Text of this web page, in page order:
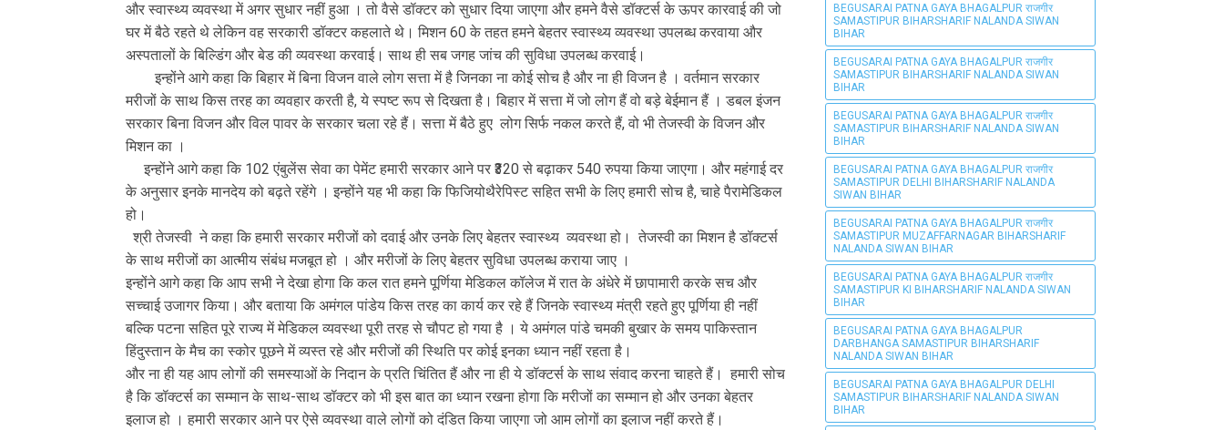
और स्वास्थ्य व्यवस्था में अगर सुधार नहीं हुआ । तो वैसे डॉक्टर को सुधार दिया जाएगा और हमने वैसे डॉक्टर्स के ऊपर कारवाई की जो
घर में बैठे रहते थे लेकिन वह सरकारी डॉक्टर कहलाते थे। मिशन 60 के तहत हमने बेहतर स्वास्थ्य व्यवस्था उपलब्ध करवाया और
अस्पतालों के बिल्डिंग और बेड की व्यवस्था करवाई। साथ ही सब जगह जांच की सुविधा उपलब्ध करवाई।
इन्होंने आगे कहा कि बिहार में बिना विजन वाले लोग सत्ता में है जिनका ना कोई सोच है और ना ही विजन है । वर्तमान सरकार
मरीजों के साथ किस तरह का व्यवहार करती है, ये स्पष्ट रूप से दिखता है। बिहार में सत्ता में जो लोग हैं वो बड़े बेईमान हैं । डबल इंजन
सरकार बिना विजन और विल पावर के सरकार चला रहे हैं। सत्ता में बैठे हुए लोग सिर्फ नकल करते हैं, वो भी तेजस्वी के विजन और
मिशन का ।
इन्होंने आगे कहा कि 102 एंबुलेंस सेवा का पेमेंट हमारी सरकार आने पर ₹320 से बढ़ाकर 540 रुपया किया जाएगा। और महंगाई दर
के अनुसार इनके मानदेय को बढ़ते रहेंगे । इन्होंने यह भी कहा कि फिजियोथैरेपिस्ट सहित सभी के लिए हमारी सोच है, चाहे पैरामेडिकल
हो।
श्री तेजस्वी ने कहा कि हमारी सरकार मरीजों को दवाई और उनके लिए बेहतर स्वास्थ्य व्यवस्था हो। तेजस्वी का मिशन है डॉक्टर्स
के साथ मरीजों का आत्मीय संबंध मजबूत हो । और मरीजों के लिए बेहतर सुविधा उपलब्ध कराया जाए ।
इन्होंने आगे कहा कि आप सभी ने देखा होगा कि कल रात हमने पूर्णिया मेडिकल कॉलेज में रात के अंधेरे में छापामारी करके सच और
सच्चाई उजागर किया। और बताया कि अमंगल पांडेय किस तरह का कार्य कर रहे हैं जिनके स्वास्थ्य मंत्री रहते हुए पूर्णिया ही नहीं
बल्कि पटना सहित पूरे राज्य में मेडिकल व्यवस्था पूरी तरह से चौपट हो गया है । ये अमंगल पांडे चमकी बुखार के समय पाकिस्तान
हिंदुस्तान के मैच का स्कोर पूछने में व्यस्त रहे और मरीजों की स्थिति पर कोई इनका ध्यान नहीं रहता है।
और ना ही यह आप लोगों की समस्याओं के निदान के प्रति चिंतित हैं और ना ही ये डॉक्टर्स के साथ संवाद करना चाहते हैं। हमारी सोच
है कि डॉक्टर्स का सम्मान के साथ-साथ डॉक्टर को भी इस बात का ध्यान रखना होगा कि मरीजों का सम्मान हो और उनका बेहतर
इलाज हो । हमारी सरकार आने पर ऐसे व्यवस्था वाले लोगों को दंडित किया जाएगा जो आम लोगों का इलाज नहीं करते हैं।
BEGUSARAI PATNA GAYA BHAGALPUR राजगीर
SAMASTIPUR BIHARSHARIF NALANDA SIWAN
BIHAR
BEGUSARAI PATNA GAYA BHAGALPUR राजगीर
SAMASTIPUR BIHARSHARIF NALANDA SIWAN
BIHAR
BEGUSARAI PATNA GAYA BHAGALPUR राजगीर
SAMASTIPUR BIHARSHARIF NALANDA SIWAN
BIHAR
BEGUSARAI PATNA GAYA BHAGALPUR राजगीर
SAMASTIPUR DELHI BIHARSHARIF NALANDA
SIWAN BIHAR
BEGUSARAI PATNA GAYA BHAGALPUR राजगीर
SAMASTIPUR MUZAFFARNAGAR BIHARSHARIF
NALANDA SIWAN BIHAR
BEGUSARAI PATNA GAYA BHAGALPUR राजगीर
SAMASTIPUR KI BIHARSHARIF NALANDA SIWAN
BIHAR
BEGUSARAI PATNA GAYA BHAGALPUR
DARBHANGA SAMASTIPUR BIHARSHARIF
NALANDA SIWAN BIHAR
BEGUSARAI PATNA GAYA BHAGALPUR DELHI
SAMASTIPUR BIHARSHARIF NALANDA SIWAN
BIHAR